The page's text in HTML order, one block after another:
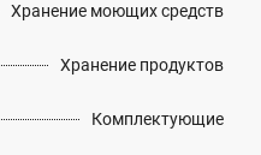
Хранение моющих средств
Хранение продуктов
Комплектующие